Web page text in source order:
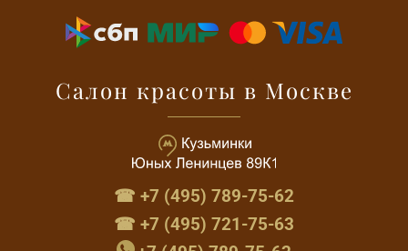
Салон красоты в Москве
☎ +7 (495) 789-75-62
☎ +7 (495) 721-75-63